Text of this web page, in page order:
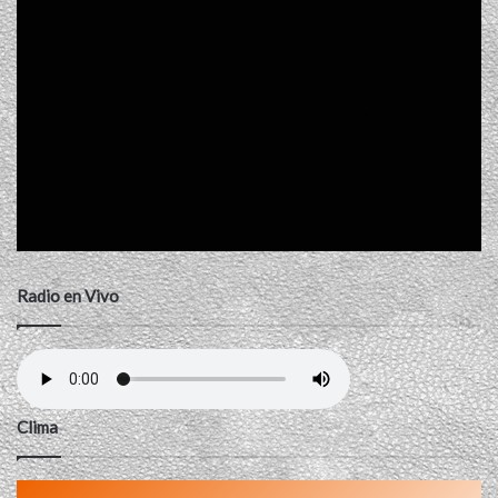
Radio en Vivo
Clima